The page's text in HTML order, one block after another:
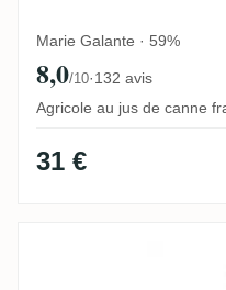
Marie Galante · 59%
8,0/10·132 avis
Agricole au jus de canne
31 €
Longueteau